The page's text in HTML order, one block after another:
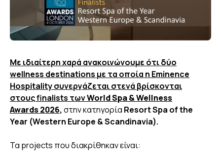
Με ιδιαίτερη χαρά ανακοινώνουμε ότι δύο
wellness destinations με τα οποία η Eminence
Hospitality συνεργάζεται στενά βρίσκονται
στους finalists τωνWorld Spa & Wellness
Awards 2026,στην κατηγορία Resort Spa of the
Year (Western Europe & Scandinavia).
Τα projects που διακρίθηκαν είναι: